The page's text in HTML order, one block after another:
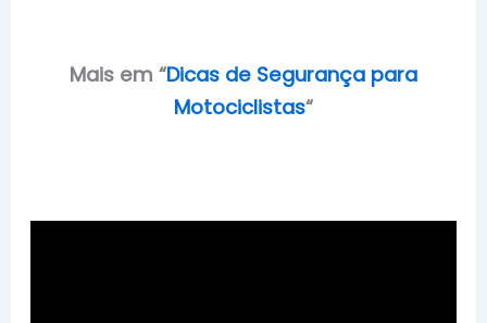
Mais em “Dicas de Segurança para
Motociclistas“